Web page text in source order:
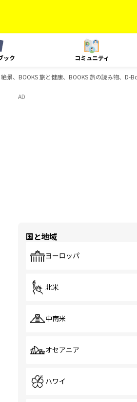
ック コミュニティ
景、BOOKS 旅と健康、BOOKS 旅の読み物、D-
AD
国と地域
ヨーロッパ
北米
中南米
オセアニア
ハワイ